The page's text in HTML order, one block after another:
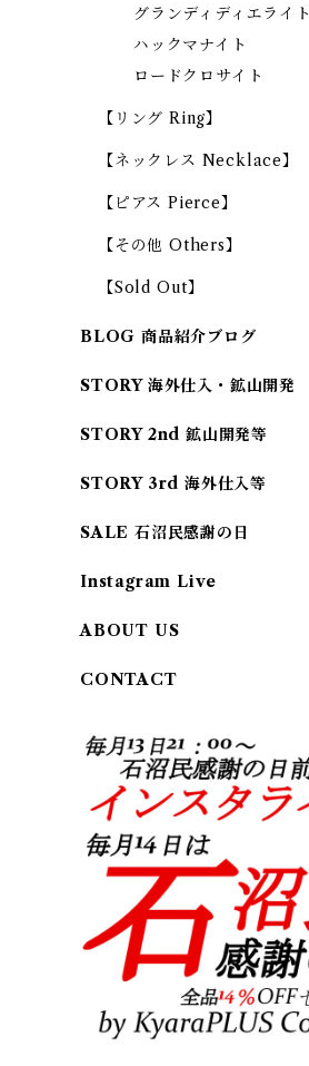
グランディディエライト
ハックマナイト
ロードクロサイト
【リング Ring】
【ネックレス Necklace】
【ピアス Pierce】
【その他 Others】
【Sold Out】
BLOG 商品紹介ブログ
STORY 海外仕入・鉱山開発
STORY 2nd 鉱山開発等
STORY 3rd 海外仕入等
SALE 石沼民感謝の日
Instagram Live
ABOUT US
CONTACT